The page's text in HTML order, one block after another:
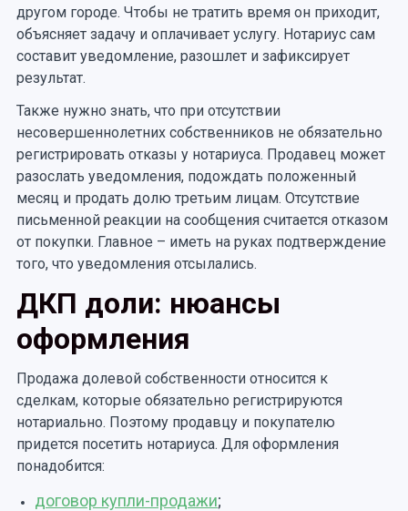
другом городе. Чтобы не тратить время он приходит,
объясняет задачу и оплачивает услугу. Нотариус сам
составит уведомление, разошлет и зафиксирует
результат.
Также нужно знать, что при отсутствии
несовершеннолетних собственников не обязательно
регистрировать отказы у нотариуса. Продавец может
разослать уведомления, подождать положенный
месяц и продать долю третьим лицам. Отсутствие
письменной реакции на сообщения считается отказом
от покупки. Главное – иметь на руках подтверждение
того, что уведомления отсылались.
ДКП доли: нюансы
оформления
Продажа долевой собственности относится к
сделкам, которые обязательно регистрируются
нотариально. Поэтому продавцу и покупателю
придется посетить нотариуса. Для оформления
понадобится:
договор купли-продажи;